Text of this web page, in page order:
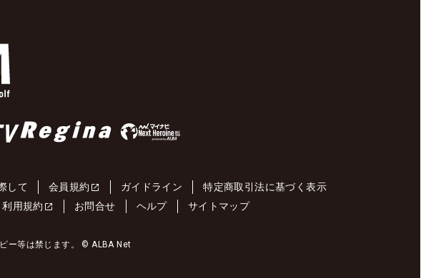
して 会員規約 ガイドライン
特定商取引法に基づく表示
用規約 お問合せ ヘルプ サイトマップ
ー等は禁じます。 © ALBA Net